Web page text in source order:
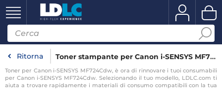
Ritorna Toner stampante per Canon i-SENSYS MF724Cdw
Toner per Canon i-SENSYS MF724Cdw, è ora di rinnovare i tuoi consumabili
per Canon i-SENSYS MF724Cdw. Selezionando il tuo modello, LDLC.com ti
aiuta a trovare rapidamente i materiali di consumo compatibili con la tua